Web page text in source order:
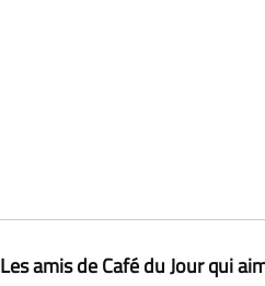
Les amis de Café du Jour qui